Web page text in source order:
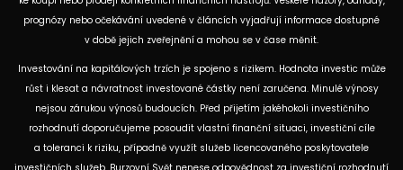
prognózy nebo očekávání uvedené v článcích vyjadřují informace dostupné
v době jejich zveřejnění a mohou se v čase měnit.
Investování na kapitálových trzích je spojeno s rizikem. Hodnota investic může
růst i klesat a návratnost investované částky není zaručena. Minulé výnosy
nejsou zárukou výnosů budoucích. Před přijetím jakéhokoli investičního
rozhodnutí doporučujeme posoudit vlastní finanční situaci, investiční cíle
a toleranci k riziku, případně využít služeb licencovaného poskytovatele